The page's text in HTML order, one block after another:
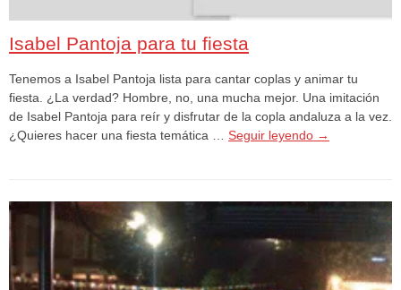
Isabel Pantoja para tu fiesta
Tenemos a Isabel Pantoja lista para cantar coplas y animar tu
fiesta. ¿La verdad? Hombre, no, una mucha mejor. Una imitación
de Isabel Pantoja para reír y disfrutar de la copla andaluza a la vez.
¿Quieres hacer una fiesta temática … Seguir leyendo →